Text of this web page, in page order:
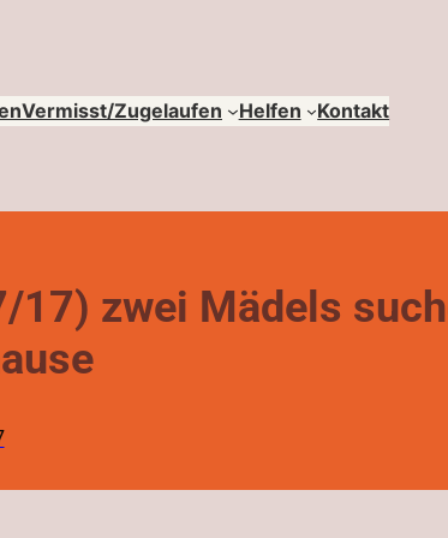
Vermisst/Zugelaufen Helfen Kontakt
17) zwei Mädels